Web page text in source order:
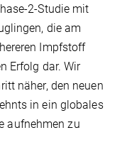
2-Studie mit
die am
Impfstoff
Erfolg dar. Wir
näher, den neuen
in ein globales
aufnehmen zu